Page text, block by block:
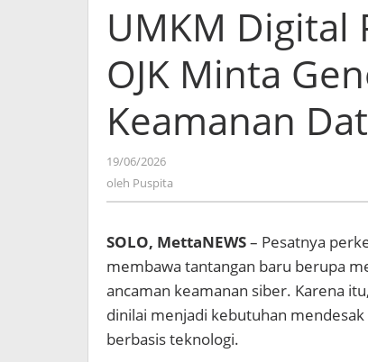
UMKM Digital
OJK Minta
Keamanan
19/06/2026
oleh Puspita
SOLO, MettaNEWS– Pesatnya
membawa tantangan baru berupa
ancaman keamanan siber. Karena
dinilai menjadi kebutuhan
berbasis teknologi.